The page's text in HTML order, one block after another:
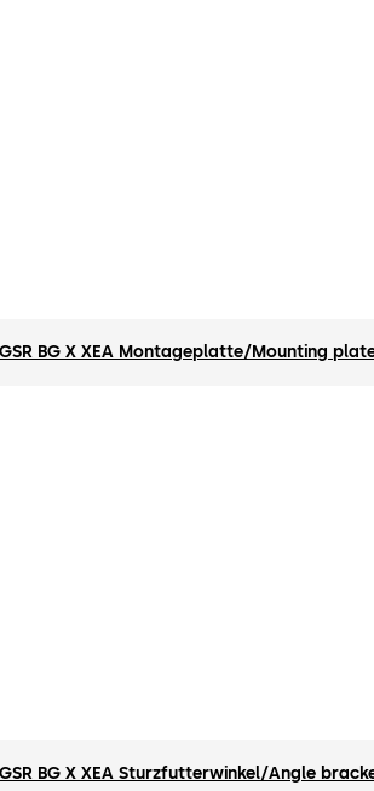
BG X XEA Montageplatte/Mounting
BG X XEA Sturzfutterwinkel/Angle